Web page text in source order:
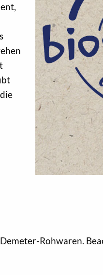
Rohwaren.